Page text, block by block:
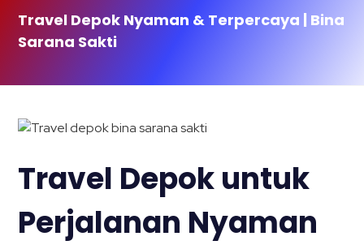
Travel Depok Nyaman & Terpercaya | Bina
Sarana Sakti
Travel Depok untuk
Perjalanan Nyaman